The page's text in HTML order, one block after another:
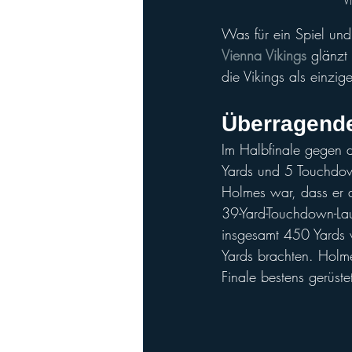
Was für ein Spiel
Vienna Vikings glänzt
die Vikings als
Im Halbfinale gegen
Yards und 5
Holmes war, dass er
39-Yard-
insgesamt 450
Yards brachten.
Finale bestens